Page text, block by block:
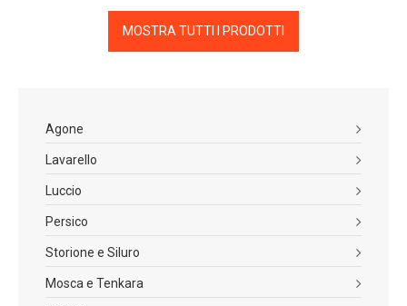
MOSTRA TUTTI I PRODOTTI
Agone
Lavarello
Luccio
Persico
Storione e Siluro
Mosca e Tenkara